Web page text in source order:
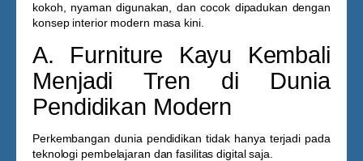
kokoh, nyaman digunakan, dan cocok dipadukan dengan
konsep interior modern masa kini.
A. Furniture Kayu Kembali
Menjadi Tren di Dunia
Pendidikan Modern
Perkembangan dunia pendidikan tidak hanya terjadi pada
teknologi pembelajaran dan fasilitas digital saja.